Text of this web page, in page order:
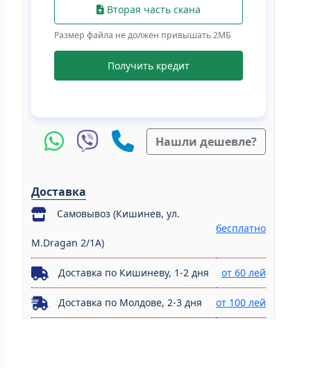
Вторая часть скана
Размер файла не должен привышать 2МБ
Получить кредит
Нашли дешевле?
Доставка
Самовывоз (Кишинев, ул.
M.Dragan 2/1A)
бесплатно
Доставка по Кишиневу, 1-2 дня от 60 лей
Доставка по Молдове, 2-3 дня от 100 лей